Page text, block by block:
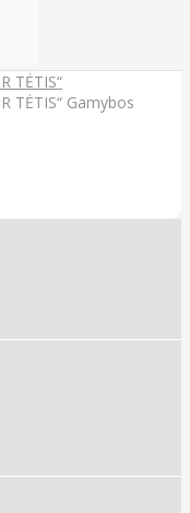
TĖTIS“
TĖTIS“ Gamybos